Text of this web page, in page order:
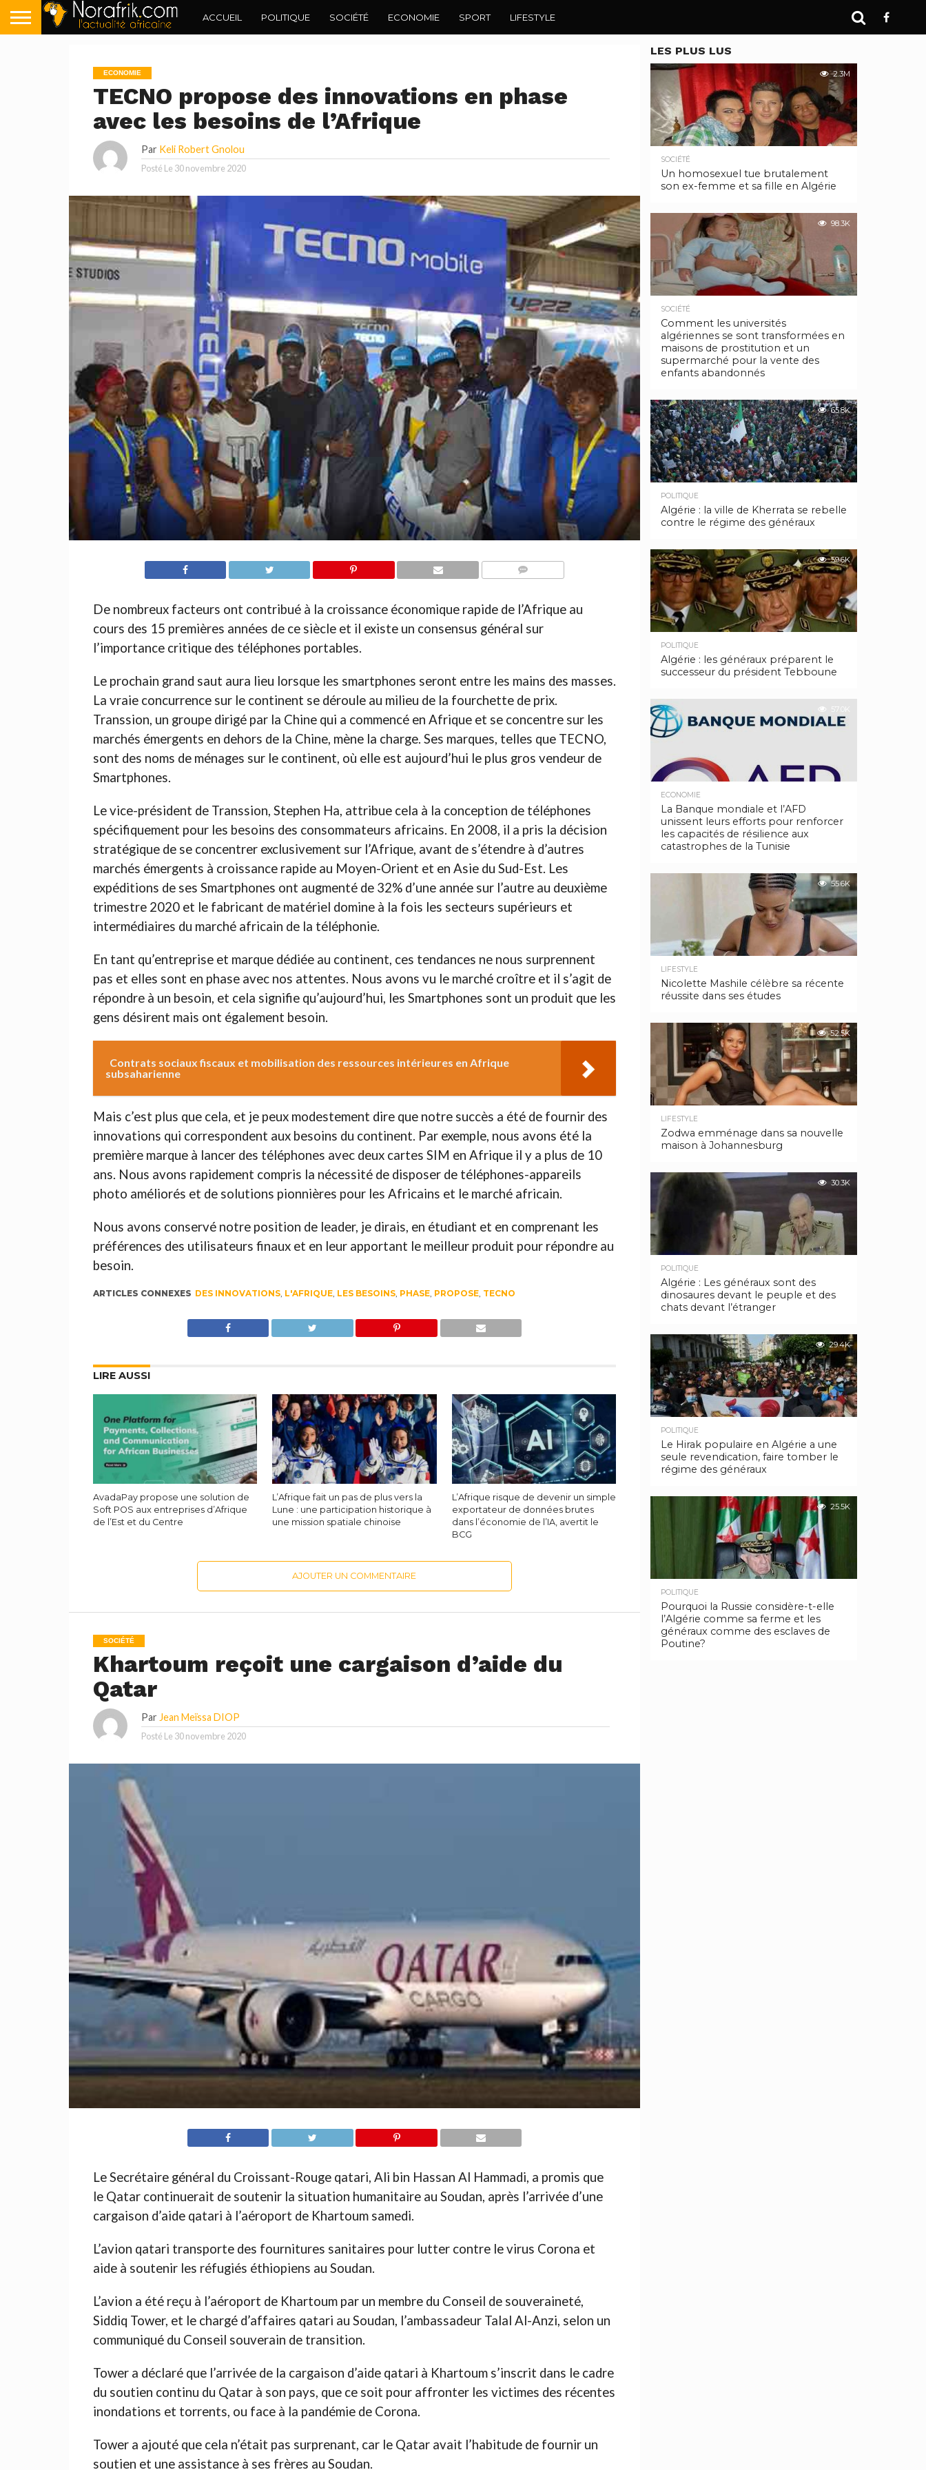
ACCUEIL POLITIQUE SOCIÉTÉ ECONOMIE SPORT LIFESTYLE
ECONOMIE
TECNO propose des innovations en phase
avec les besoins de l’Afrique
Par Keli Robert Gnolou
Posté Le 30 novembre 2020
De nombreux facteurs ont contribué à la croissance économique rapide de l’Afrique au
cours des 15 premières années de ce siècle et il existe un consensus général sur
l’importance critique des téléphones portables.
Le prochain grand saut aura lieu lorsque les smartphones seront entre les mains des masses.
La vraie concurrence sur le continent se déroule au milieu de la fourchette de prix.
Transsion, un groupe dirigé par la Chine qui a commencé en Afrique et se concentre sur les
marchés émergents en dehors de la Chine, mène la charge. Ses marques, telles que TECNO,
sont des noms de ménages sur le continent, où elle est aujourd’hui le plus gros vendeur de
Smartphones.
Le vice-président de Transsion, Stephen Ha, attribue cela à la conception de téléphones
spécifiquement pour les besoins des consommateurs africains. En 2008, il a pris la décision
stratégique de se concentrer exclusivement sur l’Afrique, avant de s’étendre à d’autres
marchés émergents à croissance rapide au Moyen-Orient et en Asie du Sud-Est. Les
expéditions de ses Smartphones ont augmenté de 32% d’une année sur l’autre au deuxième
trimestre 2020 et le fabricant de matériel domine à la fois les secteurs supérieurs et
intermédiaires du marché africain de la téléphonie.
En tant qu’entreprise et marque dédiée au continent, ces tendances ne nous surprennent
pas et elles sont en phase avec nos attentes. Nous avons vu le marché croître et il s’agit de
répondre à un besoin, et cela signifie qu’aujourd’hui, les Smartphones sont un produit que les
gens désirent mais ont également besoin.
Contrats sociaux fiscaux et mobilisation des ressources intérieures en Afrique
subsaharienne
Mais c’est plus que cela, et je peux modestement dire que notre succès a été de fournir des
innovations qui correspondent aux besoins du continent. Par exemple, nous avons été la
première marque à lancer des téléphones avec deux cartes SIM en Afrique il y a plus de 10
ans. Nous avons rapidement compris la nécessité de disposer de téléphones-appareils
photo améliorés et de solutions pionnières pour les Africains et le marché africain.
Nous avons conservé notre position de leader, je dirais, en étudiant et en comprenant les
préférences des utilisateurs finaux et en leur apportant le meilleur produit pour répondre au
besoin.
ARTICLES CONNEXES DES INNOVATIONS, L'AFRIQUE, LES BESOINS, PHASE, PROPOSE, TECNO
LIRE AUSSI
AvadaPay propose une solution de
Soft POS aux entreprises d’Afrique
de l’Est et du Centre
L’Afrique fait un pas de plus vers la
Lune : une participation historique à
une mission spatiale chinoise
L’Afrique risque de devenir un simple
exportateur de données brutes
dans l’économie de l’IA, avertit le
BCG
AJOUTER UN COMMENTAIRE
SOCIÉTÉ
Khartoum reçoit une cargaison d’aide du
Qatar
Par Jean Meïssa DIOP
Posté Le 30 novembre 2020
Le Secrétaire général du Croissant-Rouge qatari, Ali bin Hassan Al Hammadi, a promis que
le Qatar continuerait de soutenir la situation humanitaire au Soudan, après l’arrivée d’une
cargaison d’aide qatari à l’aéroport de Khartoum samedi.
L’avion qatari transporte des fournitures sanitaires pour lutter contre le virus Corona et
aide à soutenir les réfugiés éthiopiens au Soudan.
L’avion a été reçu à l’aéroport de Khartoum par un membre du Conseil de souveraineté,
Siddiq Tower, et le chargé d’affaires qatari au Soudan, l’ambassadeur Talal Al-Anzi, selon un
communiqué du Conseil souverain de transition.
Tower a déclaré que l’arrivée de la cargaison d’aide qatari à Khartoum s’inscrit dans le cadre
du soutien continu du Qatar à son pays, que ce soit pour affronter les victimes des récentes
inondations et torrents, ou face à la pandémie de Corona.
Tower a ajouté que cela n’était pas surprenant, car le Qatar avait l’habitude de fournir un
soutien et une assistance à ses frères au Soudan.
LES PLUS LUS
2.3M
SOCIÉTÉ
Un homosexuel tue brutalement
son ex-femme et sa fille en Algérie
98.3K
SOCIÉTÉ
Comment les universités
algériennes se sont transformées en
maisons de prostitution et un
supermarché pour la vente des
enfants abandonnés
65.8K
POLITIQUE
Algérie : la ville de Kherrata se rebelle
contre le régime des généraux
59.6K
POLITIQUE
Algérie : les généraux préparent le
successeur du président Tebboune
57.0K
ECONOMIE
La Banque mondiale et l’AFD
unissent leurs efforts pour renforcer
les capacités de résilience aux
catastrophes de la Tunisie
55.6K
LIFESTYLE
Nicolette Mashile célèbre sa récente
réussite dans ses études
52.5K
LIFESTYLE
Zodwa emménage dans sa nouvelle
maison à Johannesburg
30.3K
POLITIQUE
Algérie : Les généraux sont des
dinosaures devant le peuple et des
chats devant l’étranger
29.4K
POLITIQUE
Le Hirak populaire en Algérie a une
seule revendication, faire tomber le
régime des généraux
25.5K
POLITIQUE
Pourquoi la Russie considère-t-elle
l’Algérie comme sa ferme et les
généraux comme des esclaves de
Poutine?